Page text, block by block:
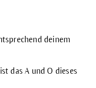
deinem
das A und O dieses